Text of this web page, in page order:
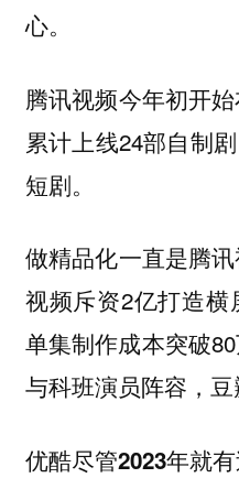
心。
腾讯视频今年初开
累计上线24部自制
短剧。
做精品化一直是腾讯
视频斥资2亿打造横
单集制作成本突破
与科班演员阵容，豆
优酷尽管2023年就